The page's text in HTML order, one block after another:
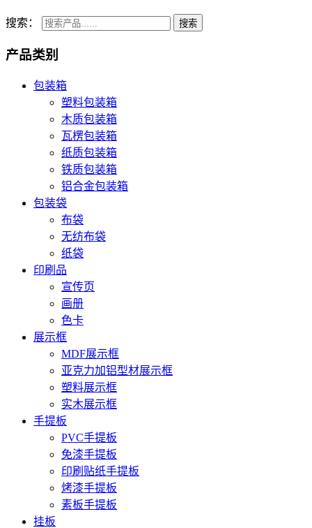
搜索：
产品类别
包装箱
塑料包装箱
木质包装箱
瓦楞包装箱
纸质包装箱
铁质包装箱
铝合金包装箱
包装袋
布袋
无纺布袋
纸袋
印刷品
宣传页
画册
色卡
展示框
MDF展示框
亚克力加铝型材展示框
塑料展示框
实木展示框
手提板
PVC手提板
免漆手提板
印刷贴纸手提板
烤漆手提板
素板手提板
挂板